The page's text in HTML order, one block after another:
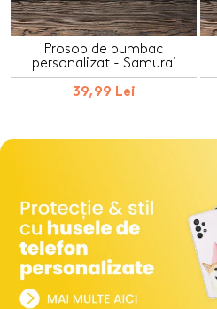
Prosop de bumbac
personalizat - Samurai
39,99 Lei